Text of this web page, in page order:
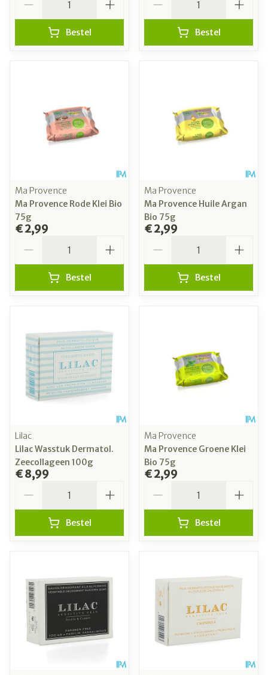
Bestel Bestel
Ma Provence
Ma Provence Rode Klei Bio
75g
€ 2,99
Bestel
Ma Provence
Ma Provence Huile Argan
Bio 75g
€ 2,99
Bestel
Lilac
Lilac Wasstuk Dermatol.
Zeecollageen 100g
€ 8,99
Bestel
Ma Provence
Ma Provence Groene Klei
Bio 75g
€ 2,99
Bestel